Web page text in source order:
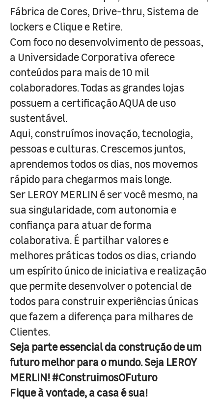
Fábrica de Cores, Drive-thru, Sistema de
lockers e Clique e Retire.
Com foco no desenvolvimento de pessoas,
a Universidade Corporativa oferece
conteúdos para mais de 10 mil
colaboradores. Todas as grandes lojas
possuem a certificação AQUA de uso
sustentável.
Aqui, construímos inovação, tecnologia,
pessoas e culturas. Crescemos juntos,
aprendemos todos os dias, nos movemos
rápido para chegarmos mais longe.
Ser LEROY MERLIN é ser você mesmo, na
sua singularidade, com autonomia e
confiança para atuar de forma
colaborativa. É partilhar valores e
melhores práticas todos os dias, criando
um espírito único de iniciativa e realização
que permite desenvolver o potencial de
todos para construir experiências únicas
que fazem a diferença para milhares de
Clientes.
Seja parte essencial da construção de um
futuro melhor para o mundo. Seja LEROY
MERLIN! #ConstruimosOFuturo
Fique à vontade, a casa é sua!